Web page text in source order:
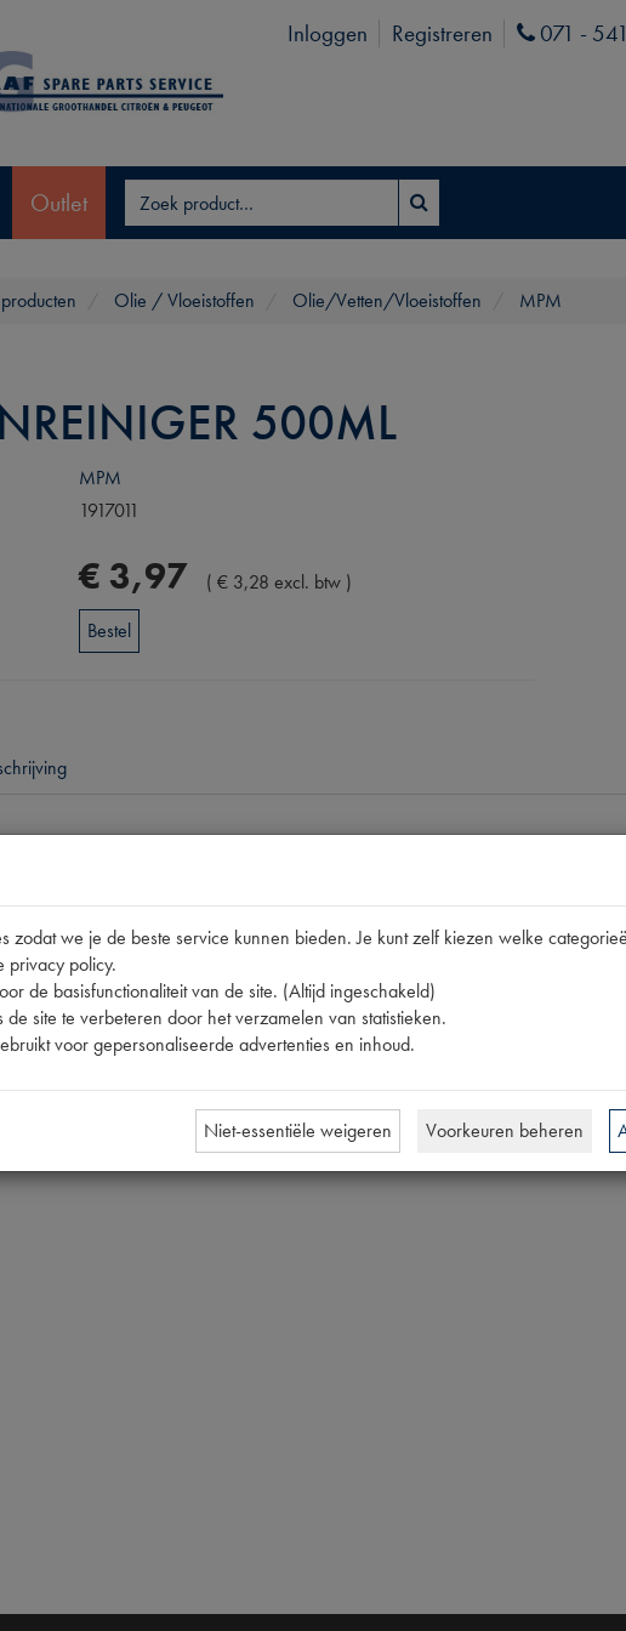
Inloggen Registreren Phone
071 -
Outlet
Olie / Vloeistoffen Olie/Vetten/Vloeistoffen MPM
500ML
MPM
1917011
€ 3,97 (€ 3,28 excl. btw )
Bestel
220306
12 | 220306 | A100 | P1 | REMMENREINIGER
zodat we je de beste service kunnen bieden. Je kunt zelf kiezen welke
privacy policy.
de basisfunctionaliteit van de site. (Altijd ingeschakeld)
site te verbeteren door het verzamelen van statistieken.
voor gepersonaliseerde advertenties en inhoud.
Niet-essentiële weigeren Voorkeuren beheren